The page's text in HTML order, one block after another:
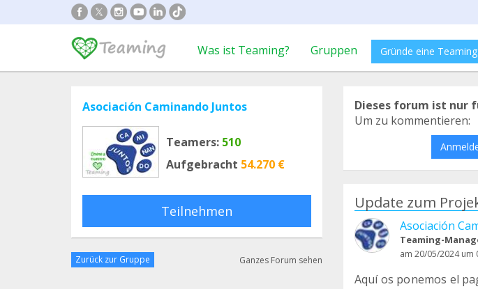
Was ist Teaming? Gruppen Gründe eine
Asociación Caminando Juntos
Teamers: 510
Aufgebracht 54.270 €
Teilnehmen
Zurück zur Gruppe Ganzes Forum sehen
Dieses forum ist nur
Um zu kommentieren:
Update zum
Asociación
Teaming-
am 20/05/2024 um
Aquí os ponemos el